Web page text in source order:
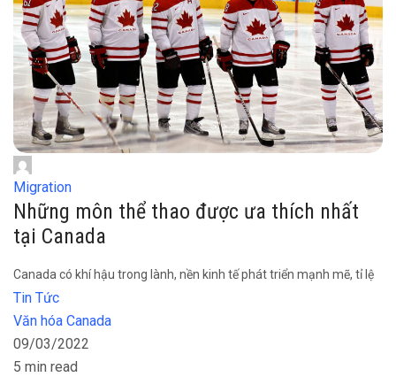
Migration
Những môn thể thao được ưa thích nhất
tại Canada
Canada có khí hậu trong lành, nền kinh tế phát triển mạnh mẽ, tỉ lệ
Tin Tức
Văn hóa Canada
09/03/2022
5 min read